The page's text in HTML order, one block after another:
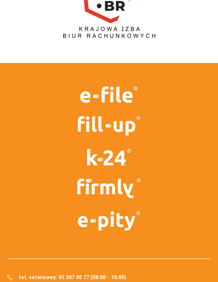
tel. serwisowy: 61 307 00 77 (08:00 - 16:00)